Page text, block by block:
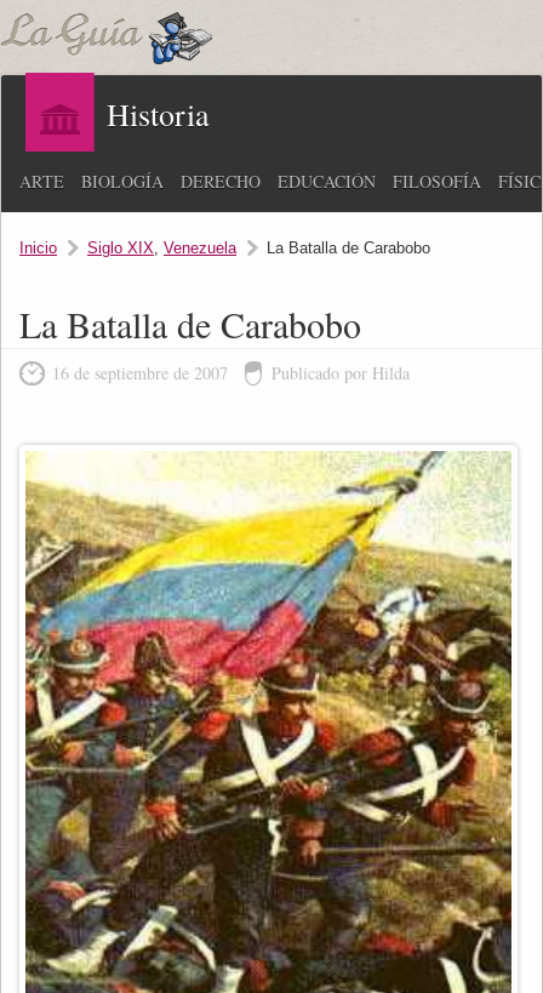
Historia
ARTE BIOLOGÍA DERECHO EDUCACIÓN FILOSOFÍA
Inicio Siglo XIX, Venezuela La Batalla de Carabobo
La Batalla de Carabobo
16 de septiembre de 2007 Publicado por Hilda